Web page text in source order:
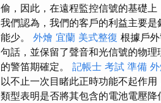
偷，因此，在遠程監控信號的基礎上
我們認為，我們的客戶的利益主要
能少。 外燴 宜蘭 美式整復 根據戶
句話，並保留了聲音和光信號的物理
的警笛期確定。 記帳士 考試 準備
以不止一次目睹此正時功能不起作
類型表明是否將其包含的電池電壓